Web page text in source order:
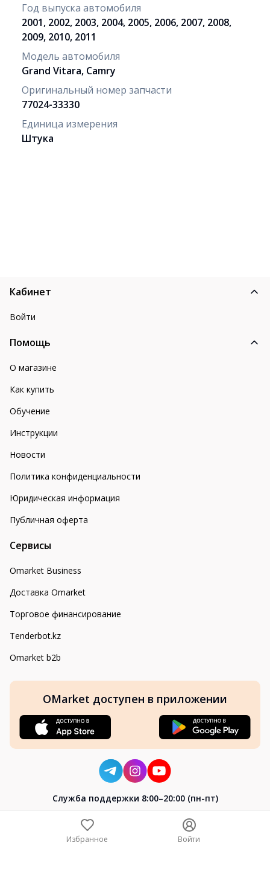
Год выпуска автомобиля
2001, 2002, 2003, 2004, 2005, 2006, 2007, 2008,
2009, 2010, 2011
Модель автомобиля
Grand Vitara, Camry
Оригинальный номер запчасти
77024-33330
Единица измерения
Штука
Кабинет
Войти
Помощь
О магазине
Как купить
Обучение
Инструкции
Новости
Политика конфиденциальности
Юридическая информация
Публичная оферта
Сервисы
Omarket Business
Доставка Omarket
Торговое финансирование
Tenderbot.kz
Omarket b2b
OMarket доступен в приложении
Cлужба поддержки 8:00–20:00 (пн-пт)
Избранное Войти